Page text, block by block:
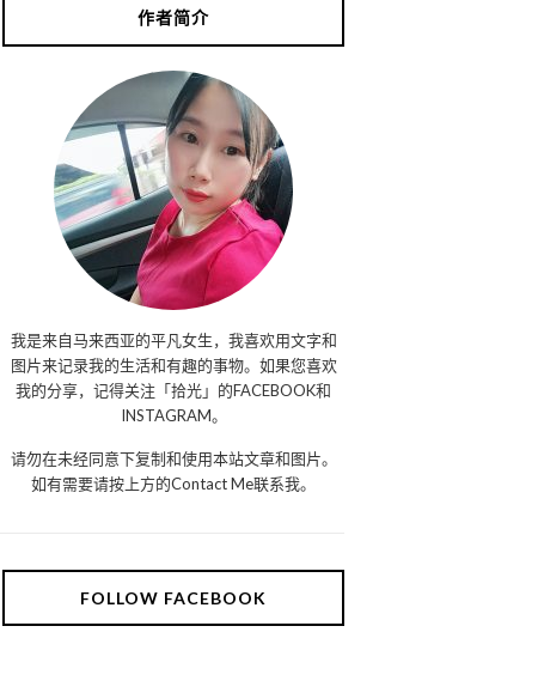
作者简介
我是来自马来西亚的平凡女生，我喜欢用文字和
图片来记录我的生活和有趣的事物。如果您喜欢
我的分享，记得关注「拾光」的FACEBOOK和
INSTAGRAM。
请勿在未经同意下复制和使用本站文章和图片。
如有需要请按上方的Contact Me联系我。
FOLLOW FACEBOOK